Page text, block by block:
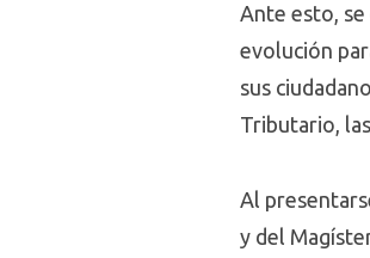
Ante esto,
evolución
sus
Tributario,
Al
y del